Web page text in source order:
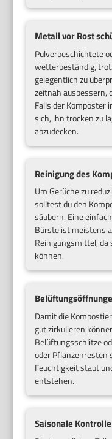
Metall vor Rost
Pulverbeschichtete
wetterbeständig,
gelegentlich zu
zeitnah ausbessern,
Falls der Komposter
sich, ihn trocken zu
abzudecken.
Reinigung des
Um Gerüche zu
solltest du den
säubern. Eine
Bürste ist meistens
Reinigungsmittel, da
können.
Damit die
gut zirkulieren
Belüftungsschlitze
oder Pflanzenresten
Feuchtigkeit staut
entstehen.
Saisonale